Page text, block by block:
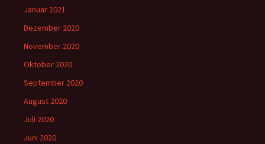
Januar 2021
Dezember 2020
November 2020
Oktober 2020
September 2020
August 2020
Juli 2020
Juni 2020